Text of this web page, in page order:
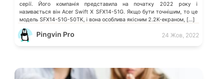
серії. Його компанія представила на початку 2022 року і
називається він Acer Swift X SFX14-51G. Якщо бути точнішим, то це
модель SFX14-51G-50TK, і вона особлива якісним 2.2K-екраном, […]
Pingvin Pro 24 Жов, 2022